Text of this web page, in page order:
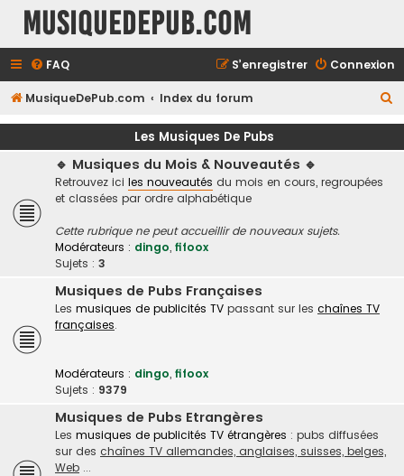
MusiqueDePub.com
FAQ Connexion
S’enregistrer
MusiqueDePub.com Index du forum
e
Les Musiques De Pubs
🔹 Musiques du Mois & Nouveautés 🔹
Retrouvez ici les nouveautés du mois en cours, regroupées
et classées par ordre alphabétique
Cette rubrique ne peut accueillir de nouveaux sujets.
Modérateurs : dingo, fifoox
Sujets : 3
Musiques de Pubs Françaises
Les musiques de publicités TV passant sur les chaînes TV
françaises.
Modérateurs : dingo, fifoox
Sujets : 9379
Musiques de Pubs Etrangères
Les musiques de publicités TV étrangères : pubs diffusées
sur des chaînes TV allemandes, anglaises, suisses, belges,
Web ...